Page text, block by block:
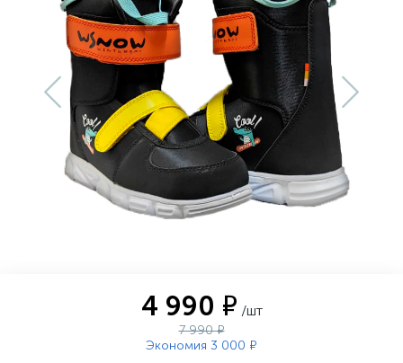
4 990 ₽ /шт
7 990 ₽
Экономия 3 000 ₽